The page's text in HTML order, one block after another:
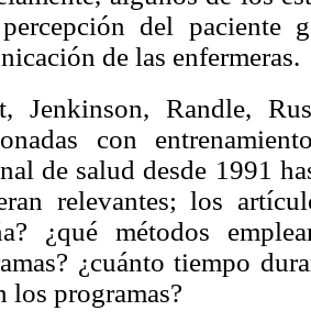
del paciente
de las enfermeras.
Jenkinson, Randle,
con
de salud desde 1991
relevantes; los
¿qué métodos
¿cuánto tiempo
los programas?